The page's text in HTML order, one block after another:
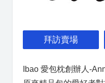
拜訪賣場
Ibao 愛包枕創辦人-